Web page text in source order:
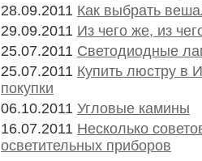
28.09.2011 Как выбрать
29.09.2011 Из чего же, из
25.07.2011 Светодиодные
25.07.2011 Купить люстру в
покупки
06.10.2011 Угловые камины
16.07.2011 Несколько
осветительных приборов